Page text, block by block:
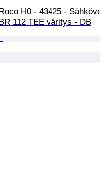
Roco H0 - 43425 -
BR 112 TEE väritys - DB